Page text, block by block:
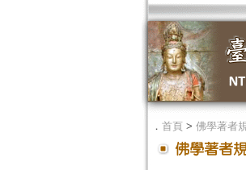
． 首頁> 佛學著者